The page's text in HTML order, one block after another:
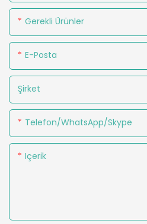
Gerekli Ürünler
E-Posta
Şirket
Telefon/WhatsApp/Skype
Içerik